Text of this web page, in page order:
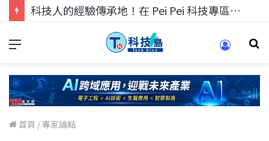
科技人的經驗傳承地！在 Pei Pei 科技專區，與學弟妹交流最硬核的技術
首頁 /專家論點